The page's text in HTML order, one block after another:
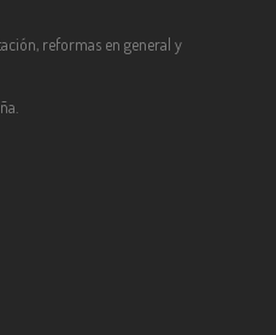
reformas en general y